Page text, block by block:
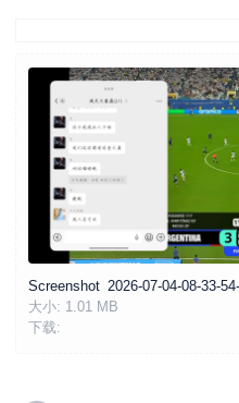
大小: 1.01 MB
下载: